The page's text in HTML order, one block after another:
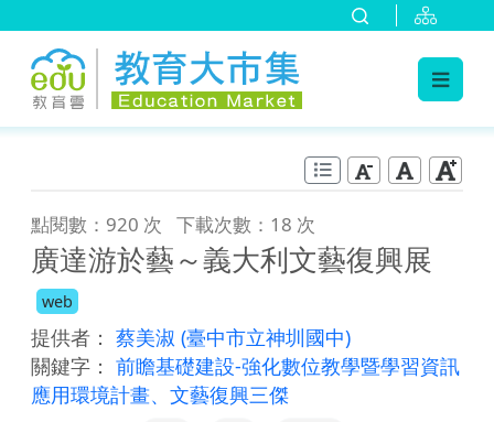
點閱數：920 次 下載次數：18 次
廣達游於藝～義大利文藝復興展
web
提供者： 蔡美淑 (臺中市立神圳國中)
關鍵字： 前瞻基礎建設-強化數位教學暨學習資訊
應用環境計畫、文藝復興三傑